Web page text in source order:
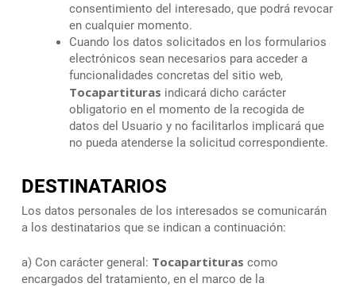
consentimiento del interesado, que podrá revocar
en cualquier momento.
Cuando los datos solicitados en los formularios
electrónicos sean necesarios para acceder a
funcionalidades concretas del sitio web,
Tocapartituras indicará dicho carácter
obligatorio en el momento de la recogida de
datos del Usuario y no facilitarlos implicará que
no pueda atenderse la solicitud correspondiente.
DESTINATARIOS
Los datos personales de los interesados se comunicarán
a los destinatarios que se indican a continuación:
a) Con carácter general: Tocapartituras como
encargados del tratamiento, en el marco de la